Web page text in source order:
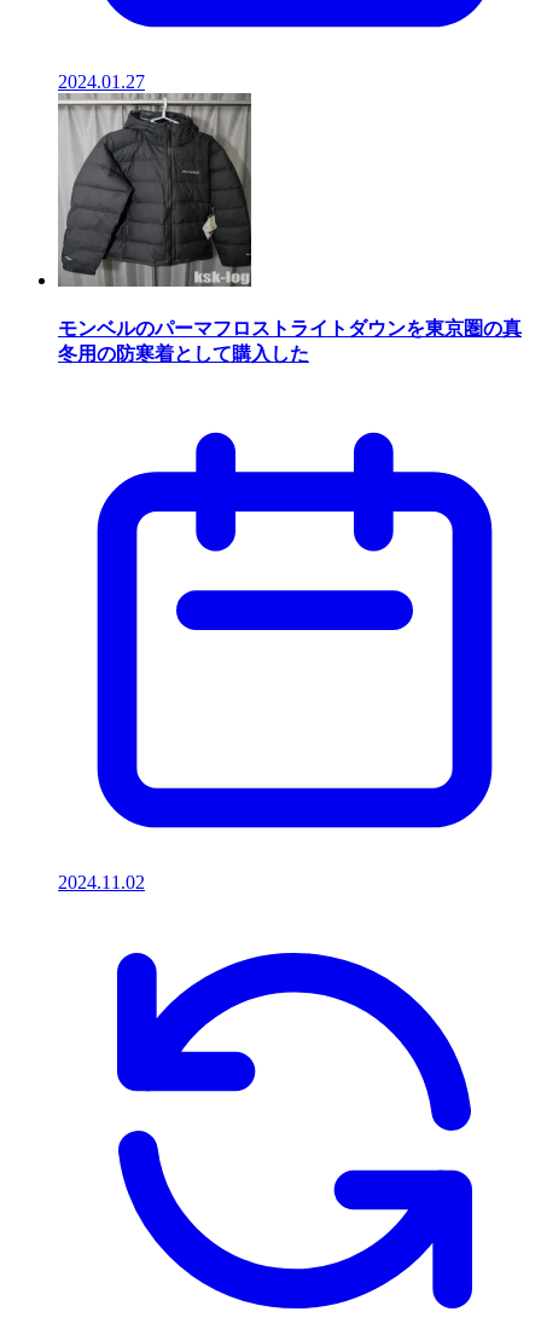
2024.01.27
モンベルのパーマフロストライトダウンを東京圏の真
冬用の防寒着として購入した
2024.11.02